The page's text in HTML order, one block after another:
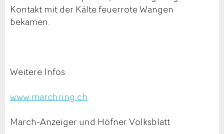
Kontakt mit der Kälte feuerrote Wangen
bekamen.
Weitere Infos
www.marchring.ch
March-Anzeiger und Höfner Volksblatt